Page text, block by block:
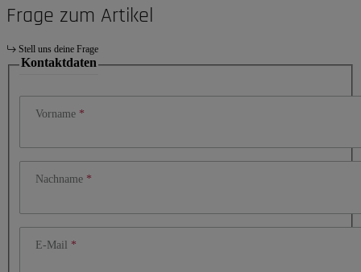
Frage zum Artikel
Stell uns deine Frage
Kontaktdaten
Vorname
Nachname
E-Mail